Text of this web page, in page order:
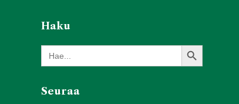
Haku
Search
for:
Search Button
Seuraa